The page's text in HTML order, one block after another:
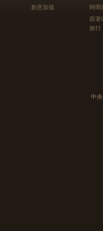
創意加值
時間
跟
旅行
中